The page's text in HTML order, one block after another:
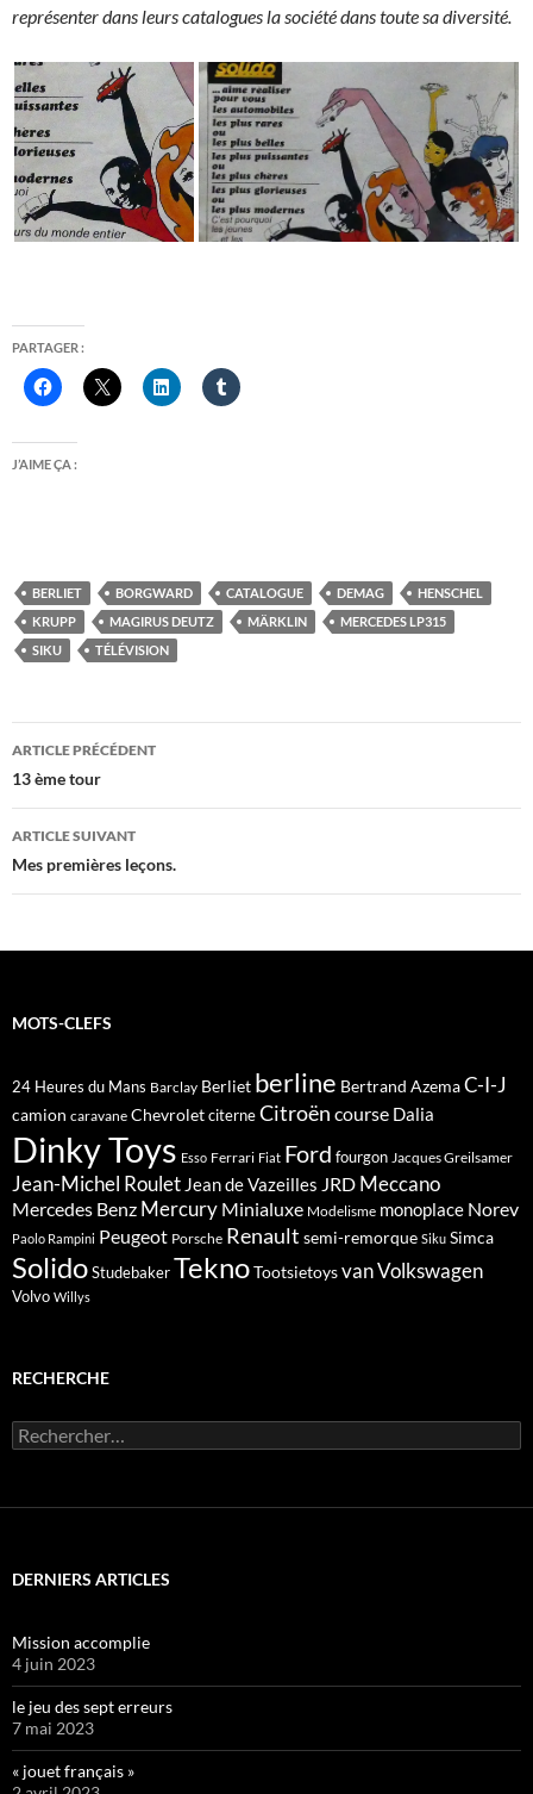
représenter dans leurs catalogues la société dans toute sa diversité.
PARTAGER :
J’AIME ÇA :
BERLIET BORGWARD CATALOGUE DEMAG
HENSCHEL
KRUPP
MAGIRUS DEUTZ MÄRKLIN
MERCEDES LP315
SIKU
TÉLÉVISION
Navigation
des
articles
ARTICLE PRÉCÉDENT
13 ème tour
ARTICLE SUIVANT
Mes premières leçons.
MOTS-CLEFS
24 Heures du Mans Barclay Berliet berline Bertrand AzemaC-I-J
camion caravane ChevroletciterneCitroën course Dalia
Dinky Toys Esso Ferrari Fiat Ford fourgon Jacques Greilsamer
Jean-Michel Roulet Jean de Vazeilles JRD Meccano
Mercedes Benz Mercury Minialuxe Modelisme monoplace Norev
Paolo Rampini Peugeot Porsche Renault semi-remorque Siku Simca
SolidoStudebakerTeknoTootsietoysvanVolkswagen
Volvo Willys
RECHERCHE
Rechercher :
DERNIERS ARTICLES
Mission accomplie
4 juin 2023
le jeu des sept erreurs
7 mai 2023
« jouet français »